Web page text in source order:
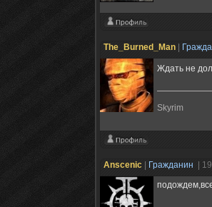
The_Burned_Man
Ждать не
Skyrim
Anscenic Гражданин
|